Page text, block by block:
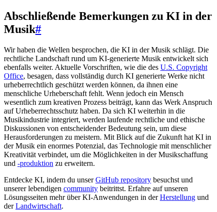
Abschließende Bemerkungen zu KI in der
Musik#
Wir haben die Wellen besprochen, die KI in der Musik schlägt. Die
rechtliche Landschaft rund um KI-generierte Musik entwickelt sich
ebenfalls weiter. Aktuelle Vorschriften, wie die des U.S. Copyright
Office, besagen, dass vollständig durch KI generierte Werke nicht
urheberrechtlich geschützt werden können, da ihnen eine
menschliche Urheberschaft fehlt. Wenn jedoch ein Mensch
wesentlich zum kreativen Prozess beiträgt, kann das Werk Anspruch
auf Urheberrechtsschutz haben. Da sich KI weiterhin in die
Musikindustrie integriert, werden laufende rechtliche und ethische
Diskussionen von entscheidender Bedeutung sein, um diese
Herausforderungen zu meistern. Mit Blick auf die Zukunft hat KI in
der Musik ein enormes Potenzial, das Technologie mit menschlicher
Kreativität verbindet, um die Möglichkeiten in der Musikschaffung
und -produktion zu erweitern.
Entdecke KI, indem du unserGitHub repository besuchst und
unserer lebendigen community beitrittst. Erfahre auf unseren
Lösungsseiten mehr über KI-Anwendungen in derHerstellung und
derLandwirtschaft.